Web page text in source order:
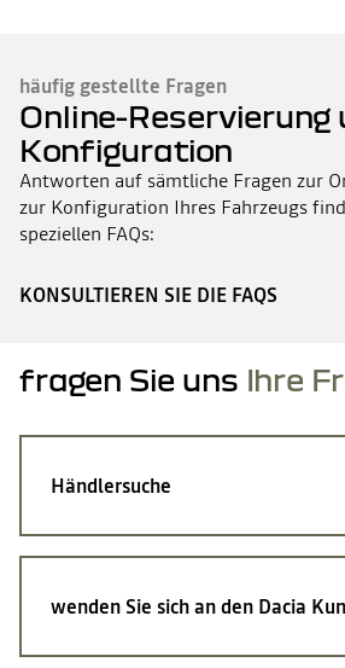
häufig gestellte Fragen
Online-Reservierung
Konfiguration
Antworten auf sämtliche Fragen zur
zur Konfiguration Ihres Fahrzeugs
speziellen FAQs:
KONSULTIEREN SIE DIE FAQS
fragen Sie uns Ihre
Händlersuche
wenden Sie sich an den Dacia